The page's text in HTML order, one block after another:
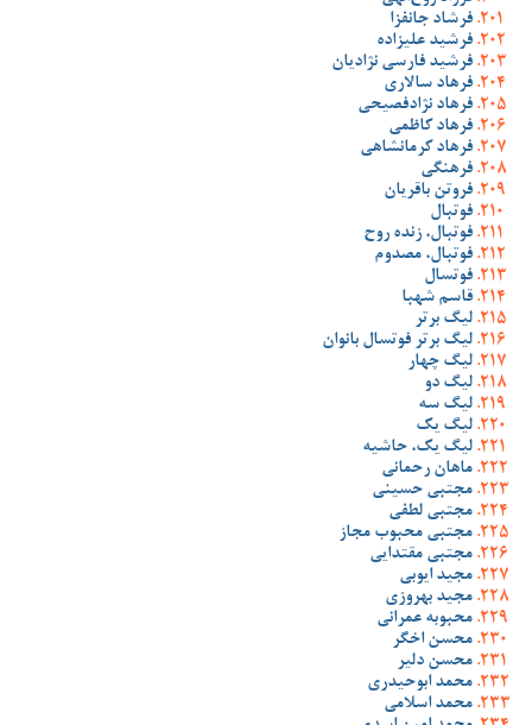
فرشاد جانفزا
فرشید علیزاده
فرشید فارسی نژادیان
فرهاد سالاری
فرهاد نژادفصیحی
فرهاد کاظمی
فرهاد کرمانشاهی
فرهنگی
فروتن باقریان
فوتبال
فوتبال، زنده روح
فوتبال، مصدوم
فوتسال
قاسم شهبا
لیگ برتر
لیگ برتر فوتسال بانوان
لیگ چهار
لیگ دو
لیگ سه
لیگ یک
لیگ یک، حاشیه
ماهان رحمانی
مجتبی حسینی
مجتبی لطفی
مجتبی محبوب مجاز
مجتبی مقتدایی
مجید ایوبی
مجید بهروزی
محبوبه عمرانی
محسن اخگر
محسن دلیر
محمد ابوحیدری
محمد اسلامی